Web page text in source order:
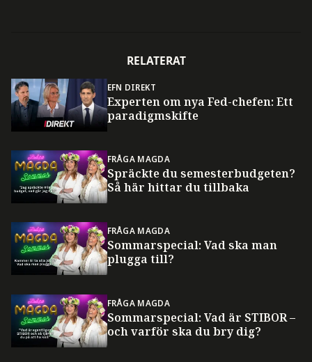
RELATERAT
EFN DIREKT
Experten om nya Fed-chefen: Ett
paradigmskifte
FRÅGA MAGDA
Spräckte du semesterbudgeten?
Så här hittar du tillbaka
FRÅGA MAGDA
Sommarspecial: Vad ska man
plugga till?
FRÅGA MAGDA
Sommarspecial: Vad är STIBOR –
och varför ska du bry dig?